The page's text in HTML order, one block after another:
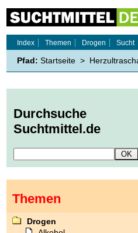
Index
Themen Drogen Sucht
Pfad: Startseite >
Durchsuche
Suchtmittel.de
Themen
Drogen